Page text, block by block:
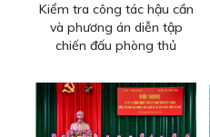
Kiểm tra công tác hậu cần
và phương án diễn tập
chiến đấu phòng thủ